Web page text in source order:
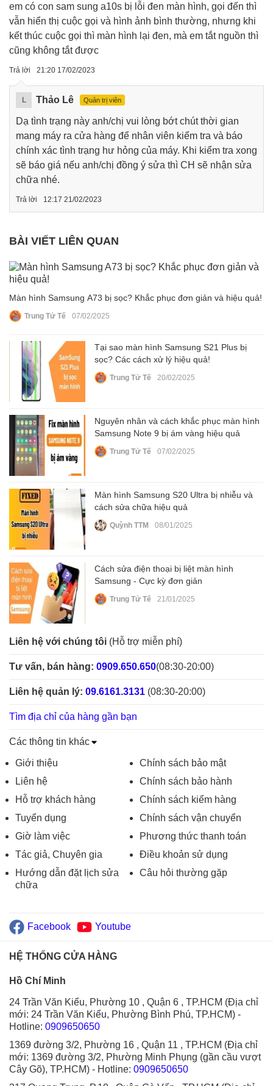
em có con sam sung a10s bị lỗi đen màn hình, gọi đến thì
vẫn hiển thị cuộc gọi và hình ảnh bình thường, nhưng khi
kết thúc cuộc gọi thì màn hình lại đen, mà em tắt nguồn thì
cũng không tắt được
Trả lời 21:20 17/02/2023
L Thảo Lê Quản trị viên
Dạ tình trạng này anh/chị vui lòng bớt chút thời gian
mang máy ra cửa hàng để nhân viên kiểm tra và báo
chính xác tình trạng hư hỏng của máy. Khi kiểm tra xong
sẽ báo giá nếu anh/chị đồng ý sửa thì CH sẽ nhận sửa
chữa nhé.
Trả lời 12:17 21/02/2023
BÀI VIẾT LIÊN QUAN
Màn hình Samsung A73 bị sọc? Khắc phục đơn giản và hiệu quả!
Trung Tử Tế 07/02/2025
Tại sao màn hình Samsung S21 Plus bị
sọc? Các cách xử lý hiệu quả!
Trung Tử Tế 20/02/2025
Nguyên nhân và cách khắc phục màn hình
Samsung Note 9 bị ám vàng hiệu quả
Trung Tử Tế 07/02/2025
Màn hình Samsung S20 Ultra bị nhiễu và
cách sửa chữa hiệu quả
Quỳnh TTM 08/01/2025
Cách sửa điện thoại bị liệt màn hình
Samsung - Cực kỳ đơn giản
Trung Tử Tế 21/01/2025
Liên hệ với chúng tôi (Hỗ trợ miễn phí)
Tư vấn, bán hàng: 0909.650.650(08:30-20:00)
Liên hệ quản lý: 09.6161.3131 (08:30-20:00)
Tìm địa chỉ của hàng gần bạn
Các thông tin khác
Giới thiệu
Liên hệ
Hỗ trợ khách hàng
Tuyển dụng
Giờ làm việc
Tác giả, Chuyên gia
Hướng dẫn đặt lịch sửa
chữa
Chính sách bảo mật
Chính sách bảo hành
Chính sách kiểm hàng
Chính sách vận chuyển
Phương thức thanh toán
Điều khoản sử dụng
Câu hỏi thường gặp
Facebook Youtube
HỆ THỐNG CỬA HÀNG
Hồ Chí Minh
24 Trần Văn Kiểu, Phường 10 , Quận 6 , TP.HCM (Địa chỉ
mới: 24 Trần Văn Kiểu, Phường Bình Phú, TP.HCM) -
Hotline: 0909650650
1369 đường 3/2, Phường 16 , Quận 11 , TP.HCM (Địa chỉ
mới: 1369 đường 3/2, Phường Minh Phụng (gần cầu vượt
Cây Gõ), TP.HCM) - Hotline: 0909650650